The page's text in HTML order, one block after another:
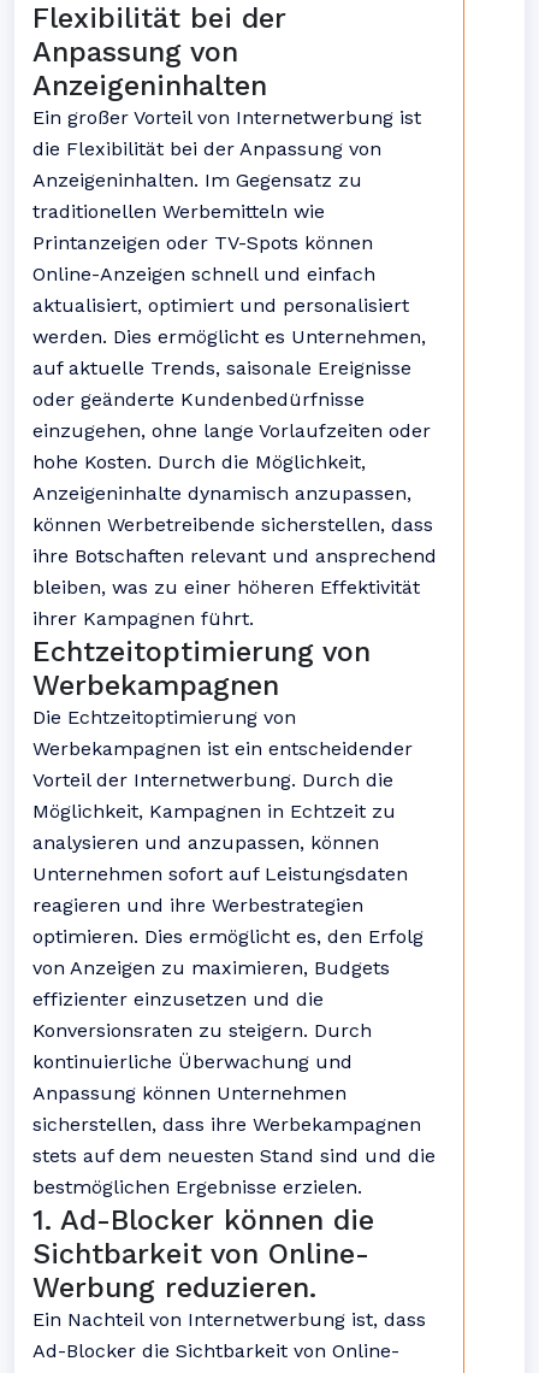
Flexibilität bei der
Anpassung von
Anzeigeninhalten
Ein großer Vorteil von Internetwerbung ist
die Flexibilität bei der Anpassung von
Anzeigeninhalten. Im Gegensatz zu
traditionellen Werbemitteln wie
Printanzeigen oder TV-Spots können
Online-Anzeigen schnell und einfach
aktualisiert, optimiert und personalisiert
werden. Dies ermöglicht es Unternehmen,
auf aktuelle Trends, saisonale Ereignisse
oder geänderte Kundenbedürfnisse
einzugehen, ohne lange Vorlaufzeiten oder
hohe Kosten. Durch die Möglichkeit,
Anzeigeninhalte dynamisch anzupassen,
können Werbetreibende sicherstellen, dass
ihre Botschaften relevant und ansprechend
bleiben, was zu einer höheren Effektivität
ihrer Kampagnen führt.
Echtzeitoptimierung von
Werbekampagnen
Die Echtzeitoptimierung von
Werbekampagnen ist ein entscheidender
Vorteil der Internetwerbung. Durch die
Möglichkeit, Kampagnen in Echtzeit zu
analysieren und anzupassen, können
Unternehmen sofort auf Leistungsdaten
reagieren und ihre Werbestrategien
optimieren. Dies ermöglicht es, den Erfolg
von Anzeigen zu maximieren, Budgets
effizienter einzusetzen und die
Konversionsraten zu steigern. Durch
kontinuierliche Überwachung und
Anpassung können Unternehmen
sicherstellen, dass ihre Werbekampagnen
stets auf dem neuesten Stand sind und die
bestmöglichen Ergebnisse erzielen.
1. Ad-Blocker können die
Sichtbarkeit von Online-
Werbung reduzieren.
Ein Nachteil von Internetwerbung ist, dass
Ad-Blocker die Sichtbarkeit von Online-